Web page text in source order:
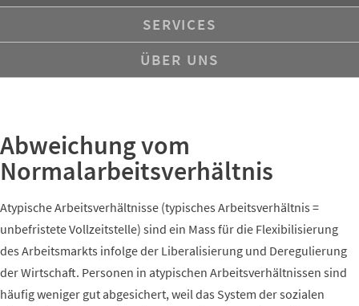
SERVICES
ÜBER UNS
Abweichung vom
Normalarbeitsverhältnis
Atypische Arbeitsverhältnisse (typisches Arbeitsverhältnis =
unbefristete Vollzeitstelle) sind ein Mass für die Flexibilisierung
des Arbeitsmarkts infolge der Liberalisierung und Deregulierung
der Wirtschaft. Personen in atypischen Arbeitsverhältnissen sind
häufig weniger gut abgesichert, weil das System der sozialen